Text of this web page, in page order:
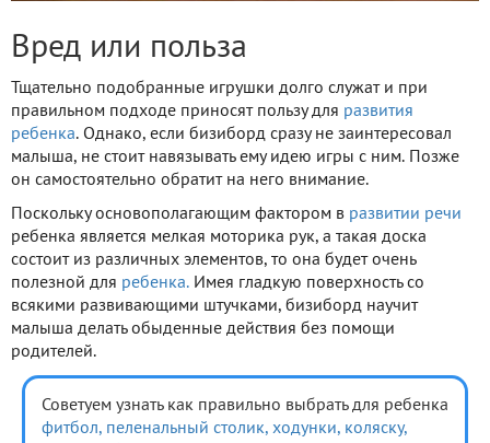
Вред или польза
Тщательно подобранные игрушки долго служат и при
правильном подходе приносят пользу для развития
ребенка. Однако, если бизиборд сразу не заинтересовал
малыша, не стоит навязывать ему идею игры с ним. Позже
он самостоятельно обратит на него внимание.
Поскольку основополагающим фактором в развитии речи
ребенка является мелкая моторика рук, а такая доска
состоит из различных элементов, то она будет очень
полезной для ребенка. Имея гладкую поверхность со
всякими развивающими штучками, бизиборд научит
малыша делать обыденные действия без помощи
родителей.
Советуем узнать как правильно выбрать для ребенка
фитбол, пеленальный столик, ходунки, коляску,